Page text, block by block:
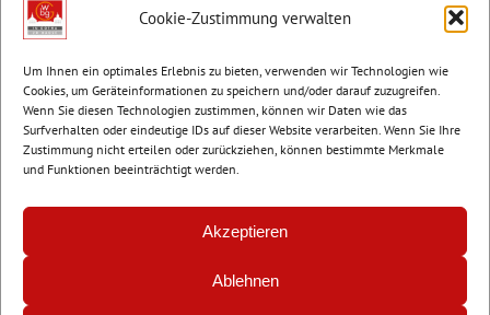
Cookie-Zustimmung verwalten
Um Ihnen ein optimales Erlebnis zu bieten, verwenden wir Technologien wie
Cookies, um Geräteinformationen zu speichern und/oder darauf zuzugreifen.
Wenn Sie diesen Technologien zustimmen, können wir Daten wie das
Surfverhalten oder eindeutige IDs auf dieser Website verarbeiten. Wenn Sie Ihre
Zustimmung nicht erteilen oder zurückziehen, können bestimmte Merkmale
und Funktionen beeinträchtigt werden.
Akzeptieren
Ablehnen
E-Mail:
info@wbg-gotha.de